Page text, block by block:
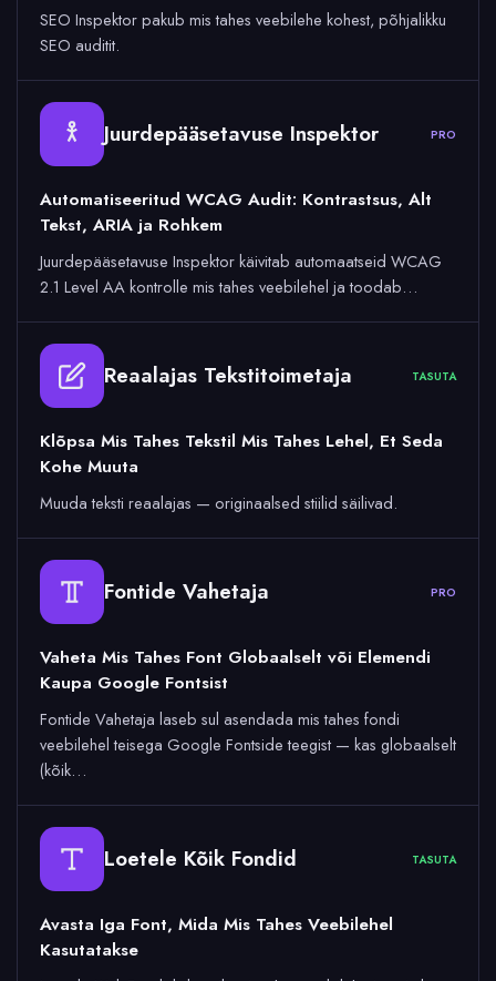
SEO Inspektor pakub mis tahes veebilehe kohest, põhjalikku
SEO auditit.
Juurdepääsetavuse Inspektor PRO
Automatiseeritud WCAG Audit: Kontrastsus, Alt
Tekst, ARIA ja Rohkem
Juurdepääsetavuse Inspektor käivitab automaatseid WCAG
2.1 Level AA kontrolle mis tahes veebilehel ja toodab…
Reaalajas Tekstitoimetaja TASUTA
Klõpsa Mis Tahes Tekstil Mis Tahes Lehel, Et Seda
Kohe Muuta
Muuda teksti reaalajas — originaalsed stiilid säilivad.
Fontide Vahetaja PRO
Vaheta Mis Tahes Font Globaalselt või Elemendi
Kaupa Google Fontsist
Fontide Vahetaja laseb sul asendada mis tahes fondi
veebilehel teisega Google Fontside teegist — kas globaalselt
(kõik…
Loetele Kõik Fondid TASUTA
Avasta Iga Font, Mida Mis Tahes Veebilehel
Kasutatakse